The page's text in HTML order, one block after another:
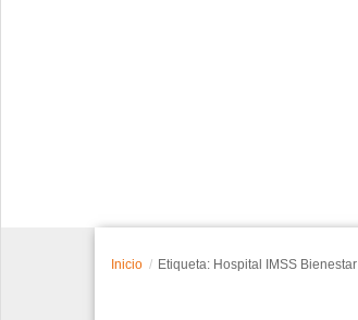
Inicio Etiqueta: Hospital IMSS Bienestar